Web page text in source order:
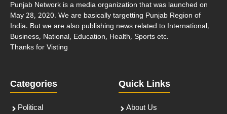
Punjab Network is a media organization that was launched on
May 28, 2020. We are basically targetting Punjab Region of
India. But we are also publishing news related to International,
Business, National, Education, Health, Sports etc.
Thanks for Visting
Categories
Political
Quick Links
About Us